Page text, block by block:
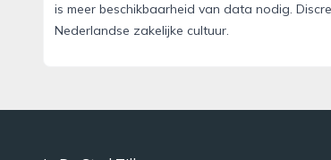
is meer beschikbaarheid van data nodig.
Nederlandse zakelijke cultuur.